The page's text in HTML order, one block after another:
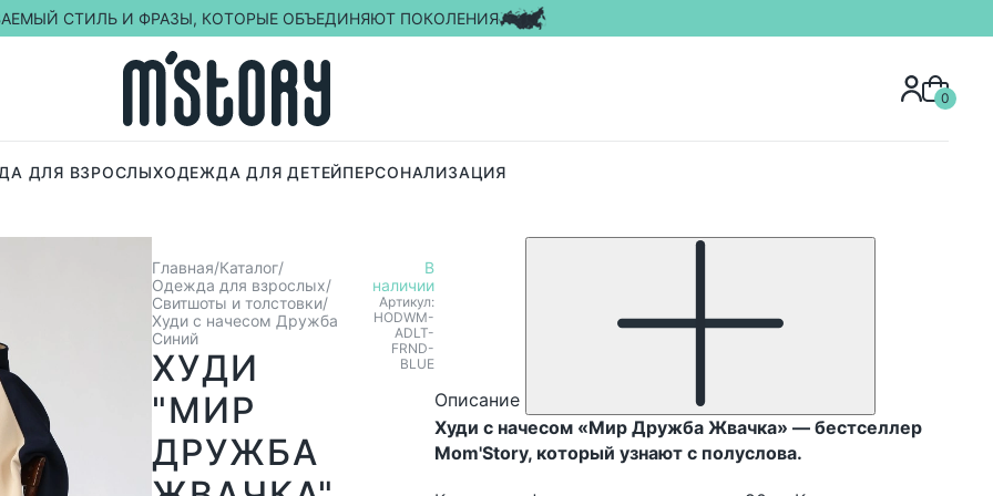
СТИЛЬ И ФРАЗЫ, КОТОРЫЕ ОБЪЕДИНЯЮТ ПОКОЛЕНИЯ
0
ДЛЯ ВЗРОСЛЫХОДЕЖДА ДЛЯ ДЕТЕЙПЕРСОНАЛИЗАЦИЯ
Главная Каталог
Одежда для взрослых
Свитшоты и толстовки
Худи с начесом Дружба
Синий
ХУДИ
"МИР
ДРУЖБА
В
наличии
Артикул:
HODWM-
ADLT-
FRND-
BLUE
Описание
Худи с начесом «Мир Дружба Жвачка» — бестселлер
Mom'Story, который узнают с полуслова.